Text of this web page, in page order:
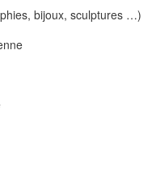
bijoux, sculptures …)